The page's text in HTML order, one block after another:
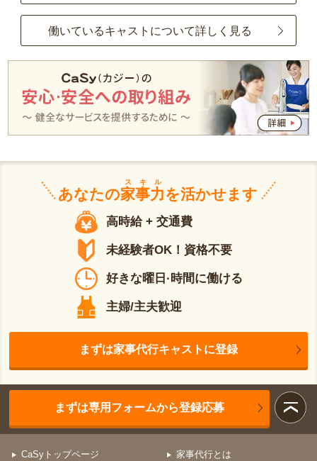
働いているキャストについて詳しく見る
あなたの家事力
スキル
を活かせます
高時給 + 交通費
未経験者OK！資格不要
好きな曜日·時間に働ける
主婦/主夫歓迎
まずは家事代行キャストに登録
まずは専用フォームから登録応募
CaSyトップページ 家事代行とは